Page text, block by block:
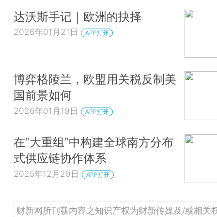
达沃斯手记｜欧洲的抉择
2026年01月21日 APP打开
博弈格陵兰，欧盟用关税反制美
国前景如何
2026年01月19日 APP打开
在“大重组”中构建全球南方分布
式供应链协作体系
2025年12月29日 APP打开
财新网所刊载内容之知识产权为财新传媒及/或相关